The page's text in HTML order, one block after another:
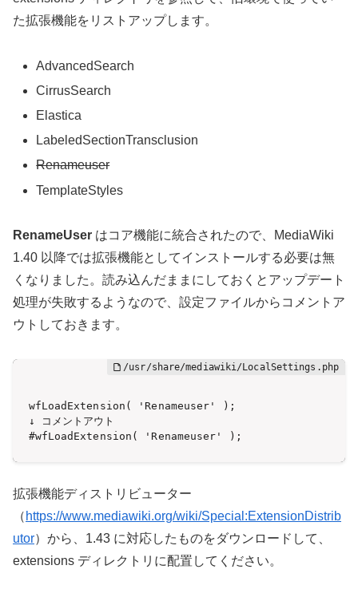
た拡張機能をリストアップします。
AdvancedSearch
CirrusSearch
Elastica
LabeledSectionTransclusion
Renameuser
TemplateStyles
RenameUser はコア機能に統合されたので、MediaWiki
1.40 以降では拡張機能としてインストールする必要は無
くなりました。読み込んだままにしておくとアップデート
処理が失敗するようなので、設定ファイルからコメントア
ウトしておきます。
wfLoadExtension( 'Renameuser' );
↓ コメントアウト
#wfLoadExtension( 'Renameuser' );
拡張機能ディストリビューター
（ https://www.mediawiki.org/wiki/Special:ExtensionDistrib
utor）から、1.43 に対応したものをダウンロードして、
extensions ディレクトリに配置してください。